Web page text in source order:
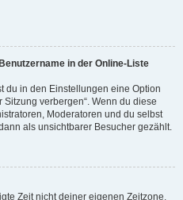
in der Online-Liste
du in den Einstellungen eine Option
verbergen“. Wenn du diese
Moderatoren und du selbst
als unsichtbarer Besucher gezählt.
Zeit nicht deiner eigenen Zeitzone.